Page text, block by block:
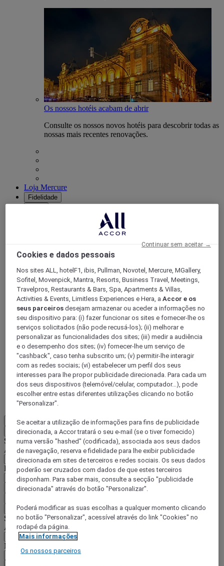
Os nossos hotéis acabam de abrir
Consulte os nossos novos hotéis para descobrir todas as
nossas mais recentes renovações.
Loja Mercure
Fidelidade
Descubra o programa
Subscrições ALL Accor+
ALL Accor+ Voyager
15% de desconto durante todo o anonas suas
estadias em +30 marcas
DESCOBRIR
Mais
Voltar
Selecione o seu país e idioma abaixo
Área geográfica
País/região-idioma
Confirmar o meu país e idioma
Voltar
Selecione a moeda abaixo
Área geográfica
Moeda
Cookies e dados pessoais
Nos sites ALL, hotelF1, ibis, Pullman, Novotel, Mercure, MGallery,
Sofitel, Movenpick, Mantra, Resorts, Business Travel, Meetings,
Travelpros, Restaurants & Bars, Spa, Apartments & Villas,
Activities & Events, Limitless Experiences e Hera, aAccor e os
seus parceiros desejam armazenar ou aceder a informações no
seu dispositivo para: (i) fazer funcionar os sites e fornecer-lhe os
serviços solicitados (não pode recusá-los); (ii) melhorar e
personalizar as funcionalidades dos sites; (iii) medir a audiência
e o desempenho dos sites; (iv) fornecer-lhe um serviço de
"cashback", caso tenha subscrito um; (v) permitir-lhe interagir
com as redes sociais; (vi) estabelecer um perfil dos seus
interesses para lhe propor publicidade direcionada. Para cada um
dos seus dispositivos (telemóvel/celular, computador...), pode
escolher entre estas diferentes utilizações clicando no botão
"Personalizar".
Se aceitar a utilização de informações para fins de publicidade
direcionada, a Accor tratará o seu e-mail (se o tiver fornecido)
numa versão "hashed" (codificada), associada aos seus dados
de navegação, reserva e fidelidade para lhe exibir publicidade
direcionada em sites de terceiros e redes sociais. Os seus dados
poderão ser cruzados com dados de que estes terceiros
disponham. Para saber mais, consulte a secção "publicidade
direcionada" através do botão "Personalizar".
Poderá modificar as suas escolhas a qualquer momento clicando
no botão "Personalizar", acessível através do link "Cookies" no
rodapé da página.
Mais informações
Os nossos parceiros
Continuar sem aceitar →